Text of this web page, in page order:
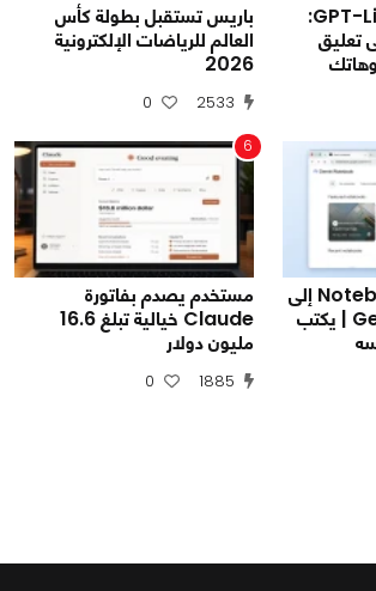
OpenAI تطلق GPT-Live:
تعليق
باريس تستقبل بطولة كأس
العالم للرياضات الإلكترونية
2026
2533
0
جوجل تغيّر NotebookLM إلى
Gemini Notebook | يكتب
6
مستخدم يصدم بفاتورة
Claude خيالية تبلغ 16.6
مليون دولار
1885
0